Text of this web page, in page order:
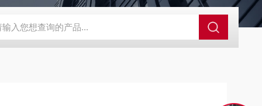
开关KHXC24 井下机电设备 便携式移动液压系统总成 提升机